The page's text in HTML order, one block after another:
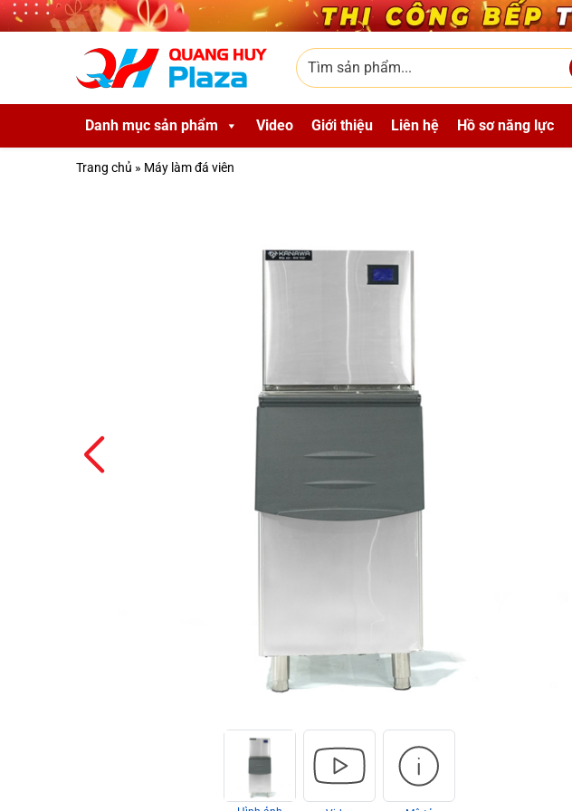
Skip to main content
Tìm sản phẩm
Danh mục sản phẩm Video Giới thiệu Liên hệ Hồ sơ năng lực
Trang chủ » Máy làm đá viên